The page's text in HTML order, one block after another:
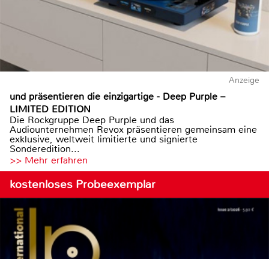
Anzeige
und präsentieren die einzigartige - Deep Purple –
LIMITED EDITION
Die Rockgruppe Deep Purple und das
Audiounternehmen Revox präsentieren gemeinsam eine
exklusive, weltweit limitierte und signierte
Sonderedition...
>> Mehr erfahren
kostenloses Probeexemplar